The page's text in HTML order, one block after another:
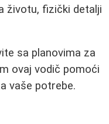
životu, fizički detalji
sa planovima za
ovaj vodič pomoći
vaše potrebe.